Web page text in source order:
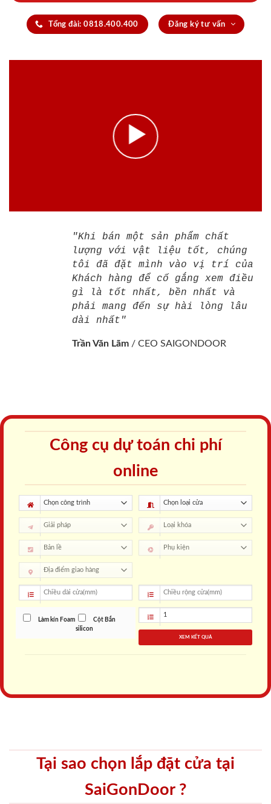
Tổng đài: 0818.400.400 Đăng ký tư vấn
"Khi bán một sản phẩm chất
lượng với vật liệu tốt, chúng
tôi đã đặt mình vào vị trí của
Khách hàng để cố gắng xem điều
gì là tốt nhất, bền nhất và
phải mang đến sự hài lòng lâu
dài nhất"
Trần Văn Lãm / CEO SAIGONDOOR
Công cụ dự toán chi phí
online
Làm kín Foam
Cột Bắn
silicon
XEM KẾT QUẢ
Tại sao chọn lắp đặt cửa tại
SaiGonDoor ?